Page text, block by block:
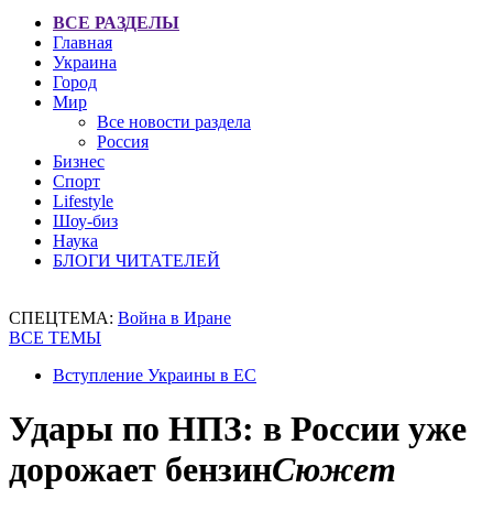
ВСЕ РАЗДЕЛЫ
Главная
Украина
Город
Мир
Все новости раздела
Россия
Бизнес
Спорт
Lifestyle
Шоу-биз
Наука
БЛОГИ ЧИТАТЕЛЕЙ
СПЕЦТЕМА: Война в Иране
ВСЕ ТЕМЫ
Вступление Украины в ЕС
Удары по НПЗ: в России уже
дорожает бензинСюжет